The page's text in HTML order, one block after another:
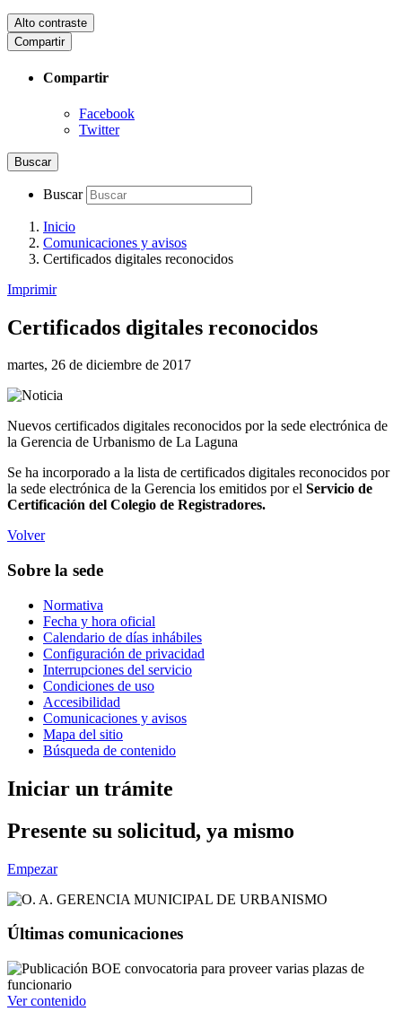
Alto contraste
Compartir
Compartir
Facebook
Twitter
Buscar
Buscar
Inicio
Comunicaciones y avisos
Certificados digitales reconocidos
Imprimir
Certificados digitales reconocidos
martes, 26 de diciembre de 2017
Nuevos certificados digitales reconocidos por la sede electrónica de
la Gerencia de Urbanismo de La Laguna
Se ha incorporado a la lista de certificados digitales reconocidos por
la sede electrónica de la Gerencia los emitidos por el Servicio de
Certificación del Colegio de Registradores.
Volver
Sobre la sede
Normativa
Fecha y hora oficial
Calendario de días inhábiles
Configuración de privacidad
Interrupciones del servicio
Condiciones de uso
Accesibilidad
Comunicaciones y avisos
Mapa del sitio
Búsqueda de contenido
Iniciar un trámite
Presente su solicitud, ya mismo
Empezar
Últimas comunicaciones
Ver contenido